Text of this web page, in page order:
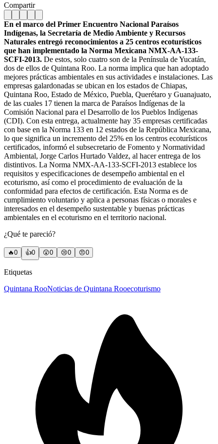
Compartir
En el marco del Primer Encuentro Nacional Paraísos
Indígenas, la Secretaría de Medio Ambiente y Recursos
Naturales entregó reconocimientos a 25 centros ecoturísticos
que han implementado la Norma Mexicana NMX-AA-133-
SCFI-2013. De estos, solo cuatro son de la Península de Yucatán,
dos de ellos de Quintana Roo. La norma implica que han adoptado
mejores prácticas ambientales en sus actividades e instalaciones. Las
empresas galardonadas se ubican en los estados de Chiapas,
Quintana Roo, Estado de México, Puebla, Querétaro y Guanajuato,
de las cuales 17 tienen la marca de Paraísos Indígenas de la
Comisión Nacional para el Desarrollo de los Pueblos Indígenas
(CDI). Con esta entrega, actualmente hay 35 empresas certificadas
con base en la Norma 133 en 12 estados de la República Mexicana,
lo que significa un incremento del 25% en los centros ecoturísticos
certificados, informó el subsecretario de Fomento y Normatividad
Ambiental, Jorge Carlos Hurtado Valdez, al hacer entrega de los
distintivos. La Norma NMX-AA-133-SCFI-2013 establece los
requisitos y especificaciones de desempeño ambiental en el
ecoturismo, así como el procedimiento de evaluación de la
conformidad para efectos de certificación. Esta Norma es de
cumplimiento voluntario y aplica a personas físicas o morales e
interesados en el desempeño sustentable y buenas prácticas
ambientales en el ecoturismo en el territorio nacional.
¿Qué te pareció?
🔥0 👍0 😲0 😢0 😠0
Etiquetas
Quintana RooNoticias de Quintana Rooecoturismo